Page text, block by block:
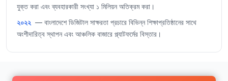
যুক্ত করা এবং ব্যবহারকারী সংখ্যা ১ মিলিয়ন অতিক্রম করা।
২০২২ — বাংলাদেশে ডিজিটাল সাক্ষরতা প্রচারে বিভিন্ন শিক্ষাপ্রতিষ্ঠানের সাথে
অংশীদারিত্ব স্থাপন এবং আঞ্চলিক বাজারে প্ল্যাটফর্মের বিস্তার।